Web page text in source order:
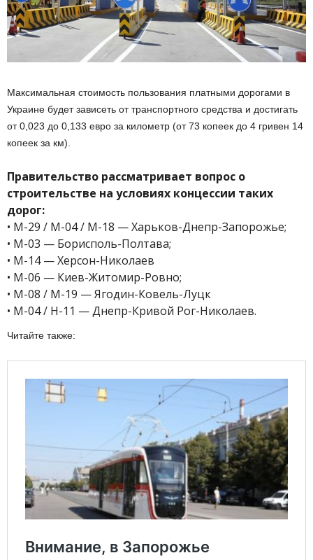
Максимальная стоимость пользования платными дорогами в
Украине будет зависеть от транспортного средства и достигать
от 0,023 до 0,133 евро за километр (от 73 копеек до 4 гривен 14
копеек за км).
Правительство рассматривает вопрос о
строительстве на условиях концессии таких
дорог:
• M-29 / M-04 / M-18 — Харьков-Днепр-Запорожье;
• M-03 — Борисполь-Полтава;
• M-14 — Херсон-Николаев
• M-06 — Киев-Житомир-Ровно;
• M-08 / M-19 — Ягодин-Ковель-Луцк
• M-04 / H-11 — Днепр-Кривой Рог-Николаев.
Читайте также: